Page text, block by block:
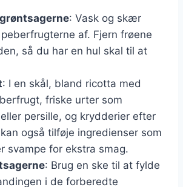
: Vask og skær
af. Fjern frøene
så du har en hul skal til at
: I en skål, bland ricotta med
friske urter som
persille, og krydderier efter
også tilføje ingredienser som
svampe for ekstra smag.
: Brug en ske til at fylde
i de forberedte